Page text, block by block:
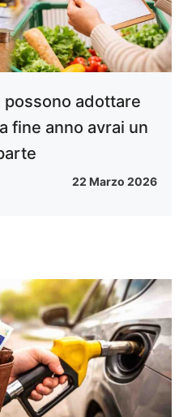
adottare
fine anno avrai un
22 Marzo 2026